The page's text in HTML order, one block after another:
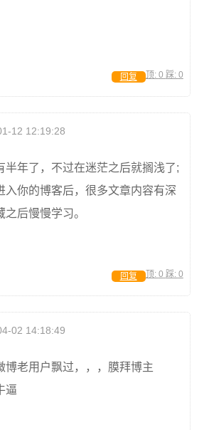
顶: 0 踩: 0
回复
12 12:19:28
半年了，不过在迷茫之后就搁浅了;
入你的博客后，很多文章内容有深
后慢慢学习。
顶: 0 踩: 0
回复
02 14:18:49
博老用户飘过，，，膜拜博主
逼